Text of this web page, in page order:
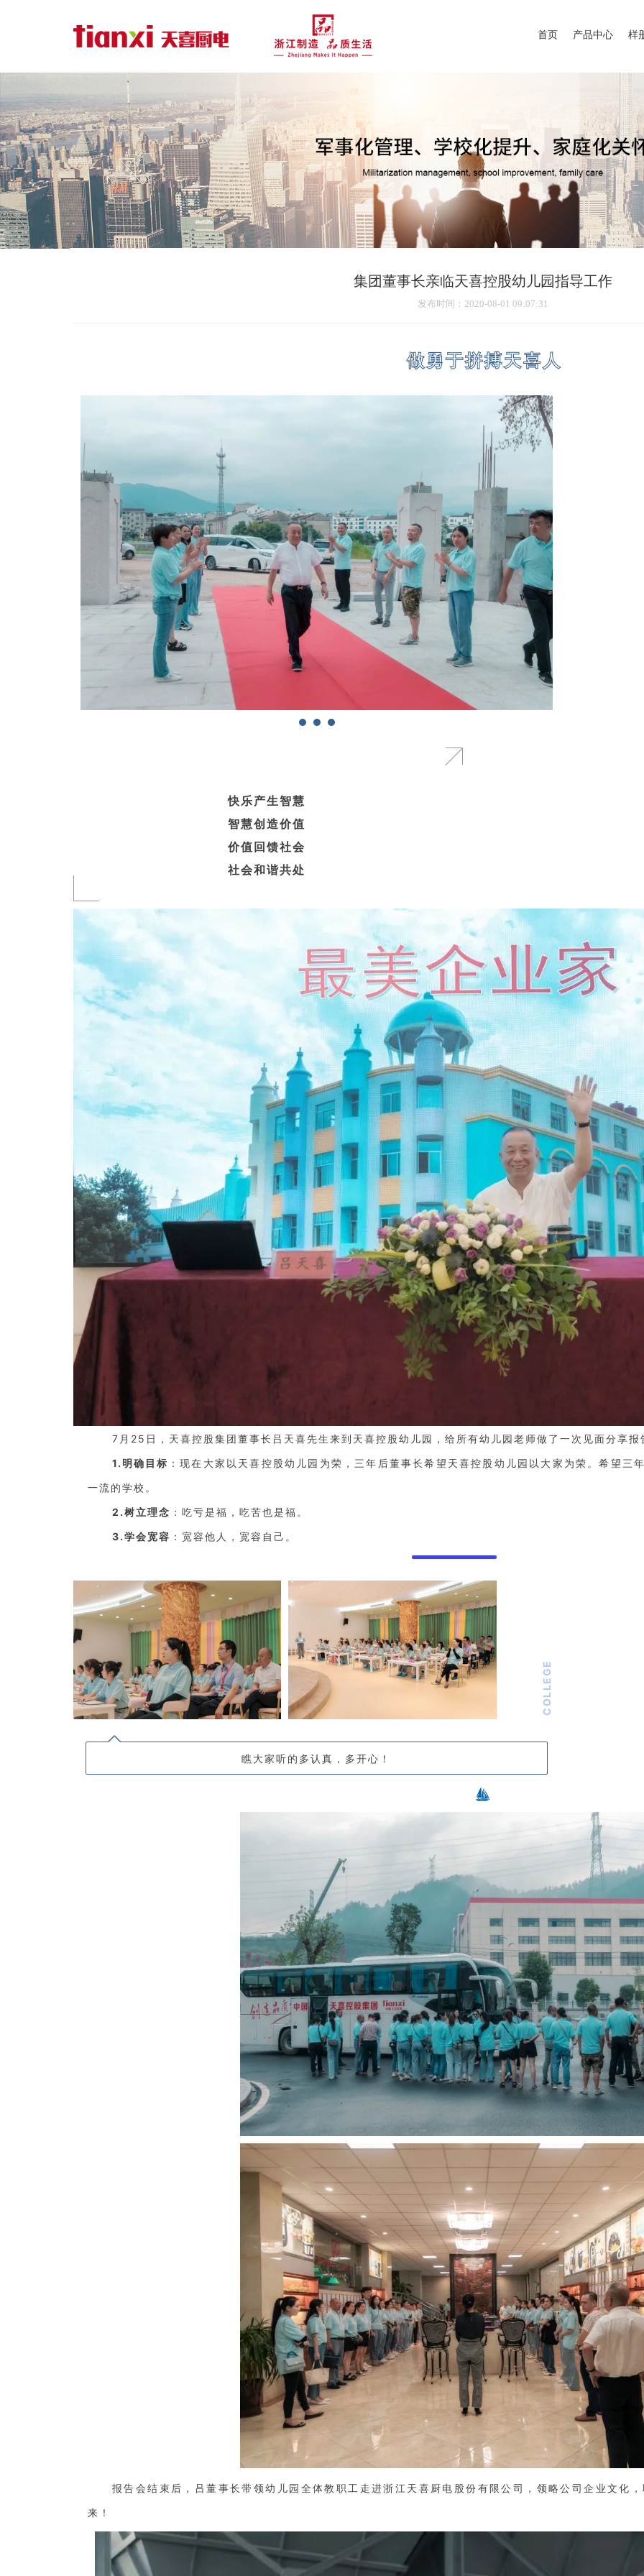
首页 产品中心 样
集团董事长亲临天喜控股幼儿园指导工作
发布时间 ：2020-08-01 09:07:31
做勇于拼搏天喜人
快乐产生智慧
智慧创造价值
价值回馈社会
社会和谐共处
7月25日，天喜控股集团董事长吕天喜先生来到天喜控股幼儿园，给所有幼儿园老师做了一次见面分享
1.明确目标 ：现在大家以天喜控股幼儿园为荣，三年后董事长希望天喜控股幼儿园以大家为荣。希望三
一流的学校。
2.树立理念 ：吃亏是福，吃苦也是福。
3.学会宽容 ：宽容他人，宽容自己。
COLLEGE
瞧大家听的多认真，多开心！
报告会结束后，吕董事长带领幼儿园全体教职工走进浙江天喜厨电股份有限公司，领略公司企业文化
来！